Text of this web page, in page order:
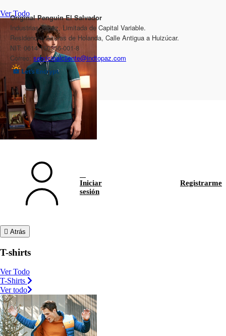
Ver Todo
Iniciar
sesión
Registrarme
Atrás
T-shirts
Ver Todo
T-Shirts
Ver todo
Original Penguin El Salvador
Industrias Topaz, Limitada de Capital Variable.
Residencial Alturas de Holanda, Calle Antigua a Huizúcar.
NIT: 0614-150356-001-8
Correo: servicioalcliente@indtopaz.com